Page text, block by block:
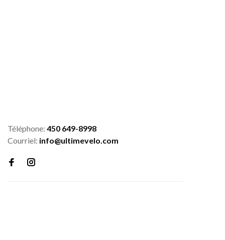
Téléphone: 450 649-8998
Courriel: info@ultimevelo.com